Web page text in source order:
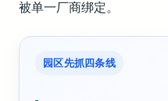
被单一厂商绑定。
园区先抓四条线